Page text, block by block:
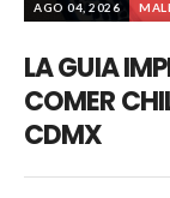
AGO 04, 2026
LA GUIA
COMER
CDMX